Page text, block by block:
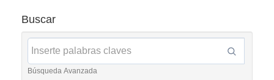
Buscar
Búsqueda Avanzada